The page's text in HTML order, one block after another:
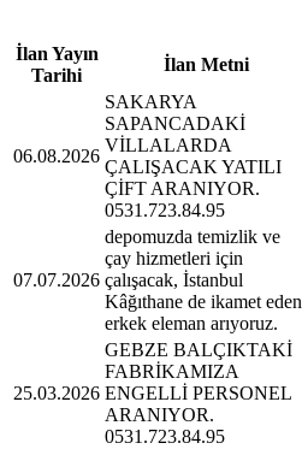
İlan Yayın
Tarihi
İlan Metni
06.08.2026
SAKARYA
SAPANCADAKİ
VİLLALARDA
ÇALIŞACAK YATILI
ÇİFT ARANIYOR.
0531.723.84.95
07.07.2026
depomuzda temizlik ve
çay hizmetleri için
çalışacak, İstanbul
Kâğıthane de ikamet eden
erkek eleman arıyoruz.
25.03.2026
GEBZE BALÇIKTAKİ
FABRİKAMIZA
ENGELLİ PERSONEL
ARANIYOR.
0531.723.84.95